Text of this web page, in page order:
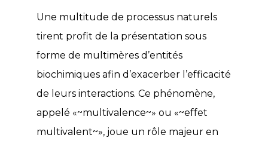
Une multitude de processus naturels
tirent profit de la présentation sous
forme de multimères d’entités
biochimiques afin d’exacerber l’efficacité
de leurs interactions. Ce phénomène,
appelé «~multivalence~» ou «~effet
multivalent~», joue un rôle majeur en